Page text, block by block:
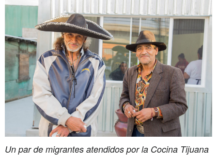
Un par de migrantes atendidos por la Cocina Tijuana